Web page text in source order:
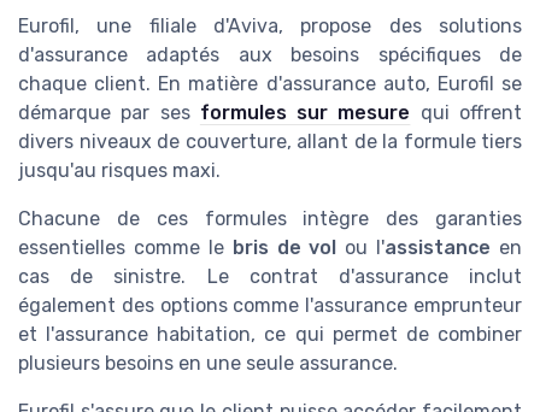
Eurofil, une filiale d'Aviva, propose des solutions
d'assurance adaptés aux besoins spécifiques de
chaque client. En matière d'assurance auto, Eurofil se
démarque par ses formules sur mesure qui offrent
divers niveaux de couverture, allant de la formule tiers
jusqu'au risques maxi.
Chacune de ces formules intègre des garanties
essentielles comme le bris de vol ou l'assistance en
cas de sinistre. Le contrat d'assurance inclut
également des options comme l'assurance emprunteur
et l'assurance habitation, ce qui permet de combiner
plusieurs besoins en une seule assurance.